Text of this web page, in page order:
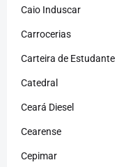
Caio Induscar
Carrocerias
Carteira de Estudante
Catedral
Ceará Diesel
Cearense
Cepimar